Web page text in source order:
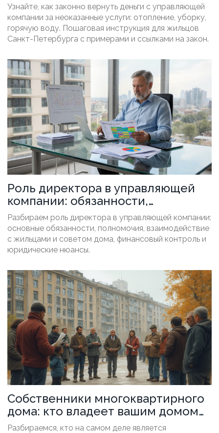
пошаговая инструкция для
жильцов
Узнайте, как законно вернуть деньги с управляющей
компании за неоказанные услуги: отопление, уборку,
горячую воду. Пошаговая инструкция для жильцов
Санкт-Петербурга с примерами и ссылками на закон.
Роль директора в управляющей
компании: обязанности,
полномочия и влияние
Разбираем роль директора в управляющей компании:
основные обязанности, полномочия, взаимодействие
с жильцами и советом дома, финансовый контроль и
юридические нюансы.
Собственники многоквартирного
дома: кто владеет вашим домом
на самом деле?
Разбираемся, кто на самом деле является